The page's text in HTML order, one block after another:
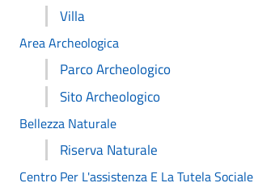
Villa
Area Archeologica
Parco Archeologico
Sito Archeologico
Bellezza Naturale
Riserva Naturale
Centro Per L'assistenza E La Tutela Sociale